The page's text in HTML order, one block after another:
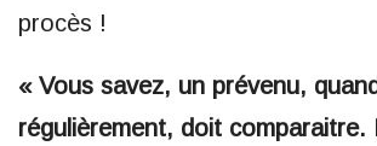
procès !
« Vous savez, un prévenu,
régulièrement, doit comparaitre.